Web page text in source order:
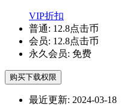
VIP折扣
普通: 12.8点击币
会员: 12.8点击币
永久会员: 免费
购买下载权限
最近更新: 2024-03-18